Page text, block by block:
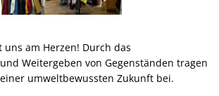
am Herzen! Durch das
Weitergeben von Gegenständen tragen
umweltbewussten Zukunft bei.